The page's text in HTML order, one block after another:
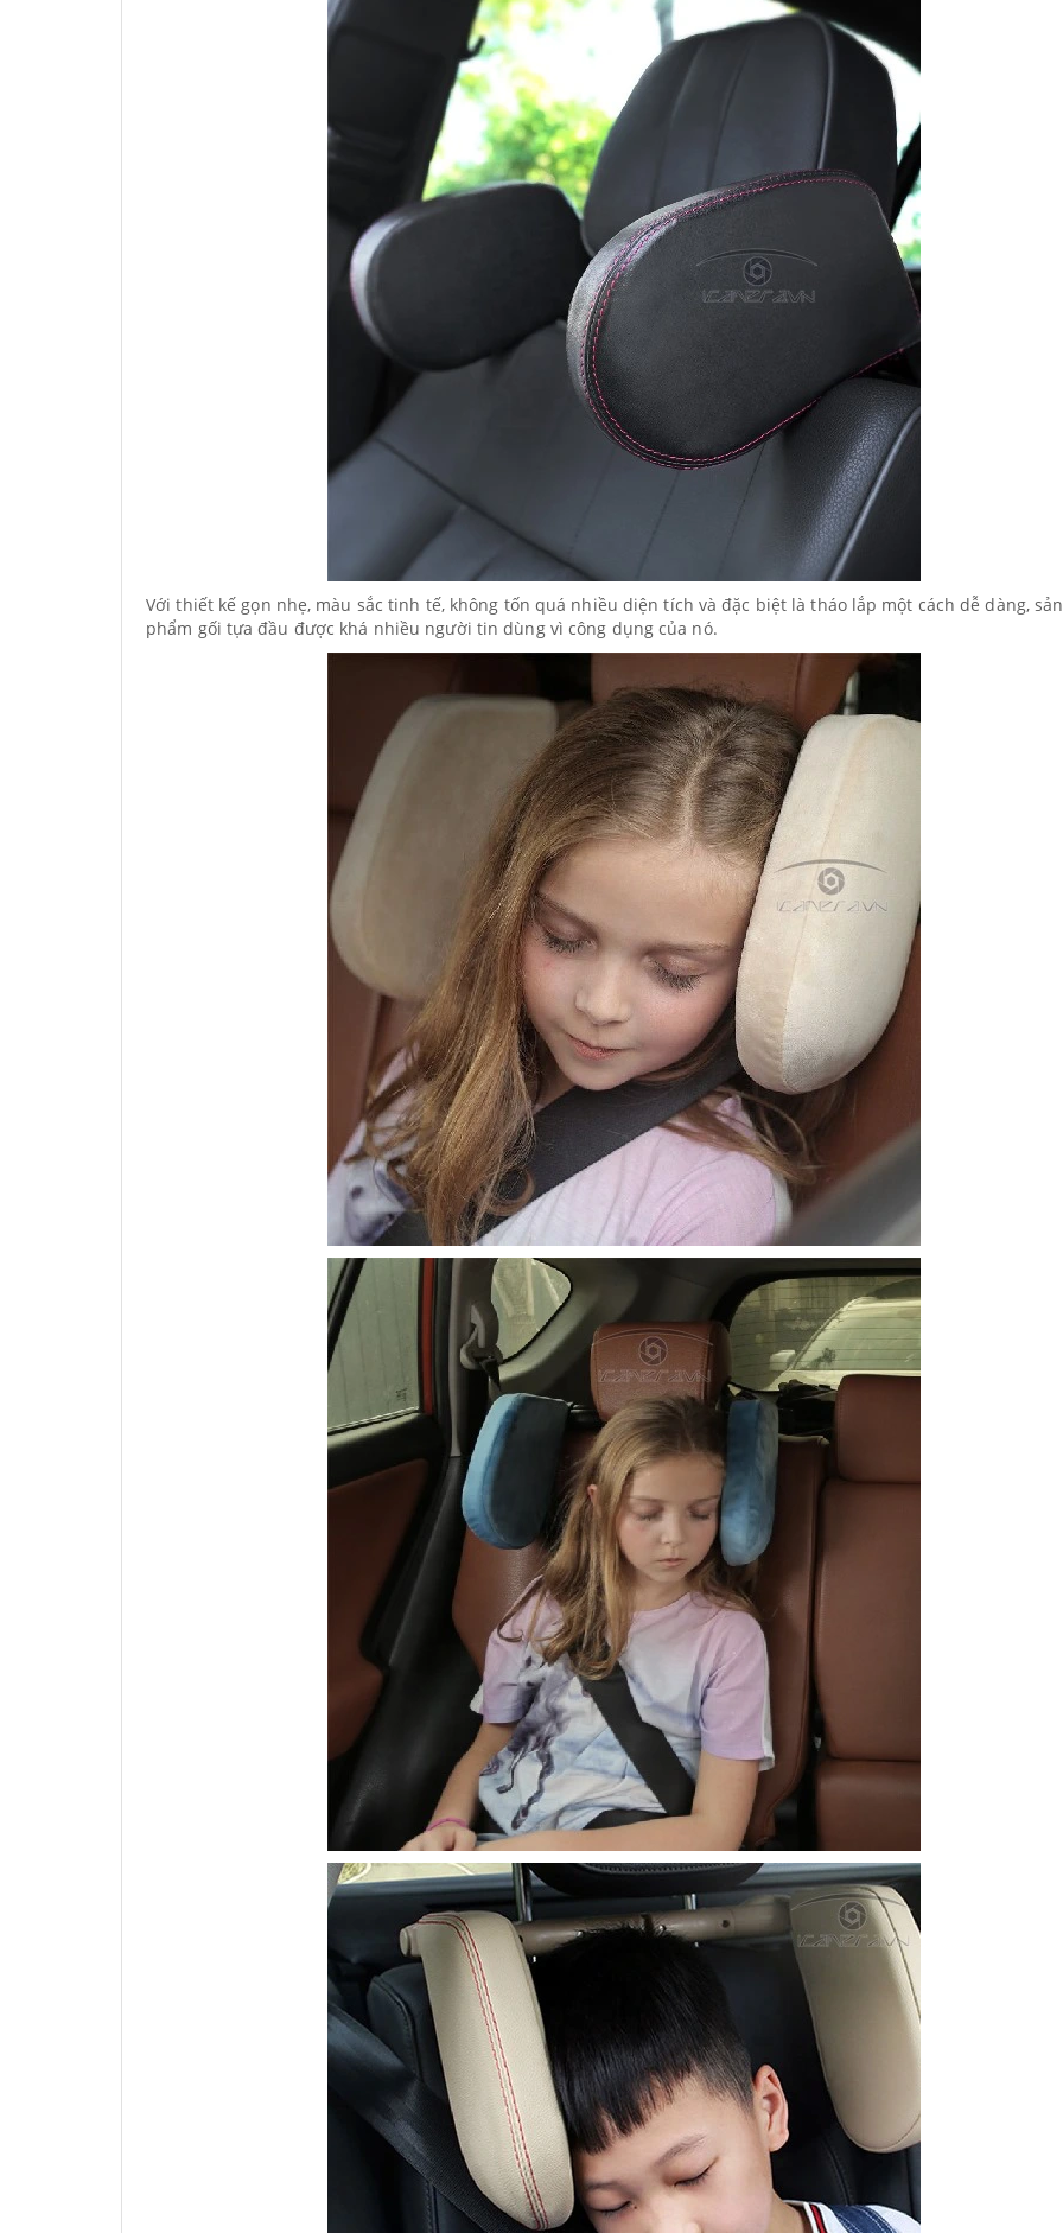
Với thiết kế gọn nhẹ, màu sắc tinh tế, không tốn quá nhiều diện tích và đặc biệt là tháo lắp một cách dễ dàng, sản
phẩm gối tựa đầu được khá nhiều người tin dùng vì công dụng của nó.